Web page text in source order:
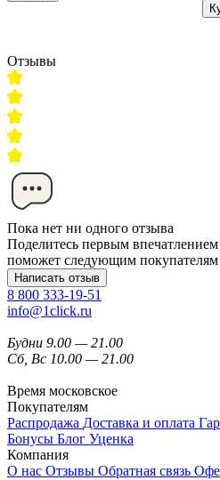
Отзывы
Пока нет ни одного отзыва
Поделитесь первым
поможет следующим
Написать отзыв
8 800 333-19-51
info@1click.ru
Будни 9.00 — 21.00
Сб, Вс 10.00 — 21.00
Время московское
Покупателям
Распродажа Доставка и оплата
Бонусы Блог Уценка
Компания
О нас Отзывы Обратная связь